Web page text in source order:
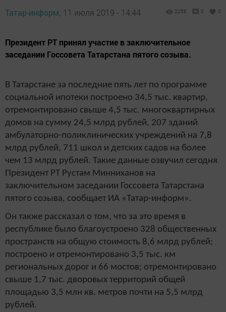
Татар-информ, 11 июля 2019 - 14:44 2258 0 0
Президент РТ принял участие в заключительное
заседании Госсовета Татарстана пятого созыва.
В Татарстане за последние пять лет по программе
социальной ипотеки построено 34,5 тыс. квартир,
отремонтировано свыше 4,5 тыс. многоквартирных
домов на сумму 24,5 млрд рублей, 207 зданий
амбулаторно-поликлинических учреждений на 7,8
млрд рублей, 711 школ и детских садов на более
чем 13 млрд рублей. Такие данные озвучил сегодня
Президент РТ Рустам Минниханов на
заключительном заседании Госсовета Татарстана
пятого созыва, сообщает ИА «Татар-информ».
Он также рассказал о том, что за это время в
республике было благоустроено 328 общественных
пространств на общую стоимость 8,6 млрд рублей;
построено и отремонтировано 3,5 тыс. км
региональных дорог и 66 мостов; отремонтировано
свыше 1,7 тыс. дворовых территорий общей
площадью 3,5 млн кв. метров почти на 5,5 млрд
рублей.